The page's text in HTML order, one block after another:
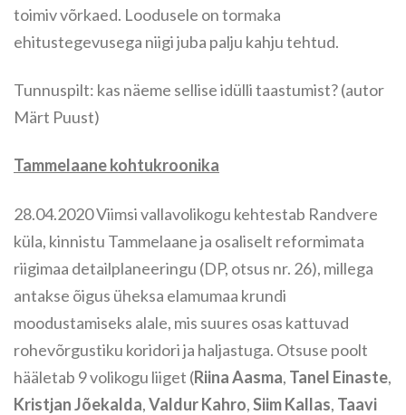
toimiv võrkaed. Loodusele on tormaka
ehitustegevusega niigi juba palju kahju tehtud.
Tunnuspilt: kas näeme sellise idülli taastumist? (autor
Märt Puust)
Tammelaane kohtukroonika
28.04.2020 Viimsi vallavolikogu kehtestab Randvere
küla, kinnistu Tammelaane ja osaliselt reformimata
riigimaa detailplaneeringu (DP, otsus nr. 26), millega
antakse õigus üheksa elamumaa krundi
moodustamiseks alale, mis suures osas kattuvad
rohevõrgustiku koridori ja haljastuga. Otsuse poolt
hääletab 9 volikogu liiget (Riina Aasma, Tanel Einaste,
Kristjan Jõekalda,Valdur Kahro,Siim Kallas, Taavi